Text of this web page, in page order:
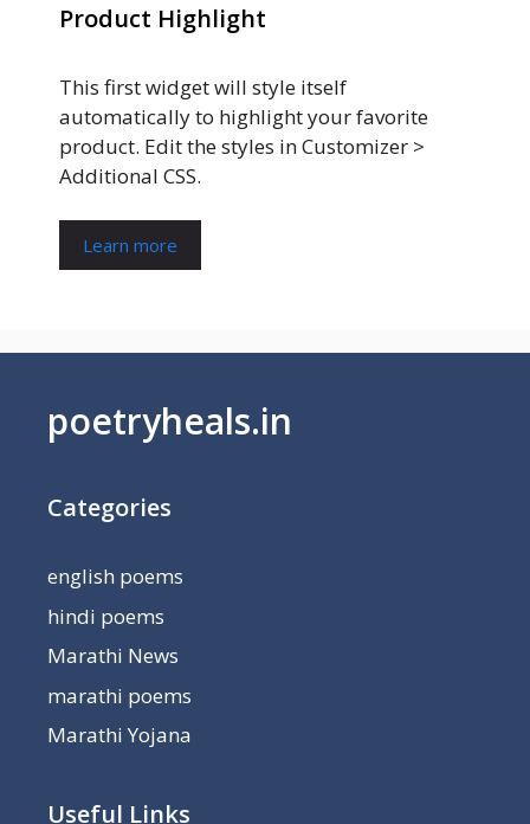
Product Highlight
This first widget will style itself
automatically to highlight your favorite
product. Edit the styles in Customizer >
Additional CSS.
Learn more
poetryheals.in
Categories
english poems
hindi poems
Marathi News
marathi poems
Marathi Yojana
Useful Links